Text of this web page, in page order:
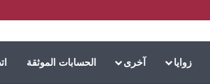
زوايا آخرى الحسابات الموثقة